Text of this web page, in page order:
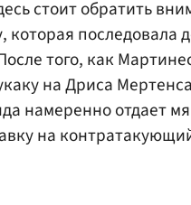
стоит обратить
которая последовала
того, как
на Дриса
намеренно отдает
на